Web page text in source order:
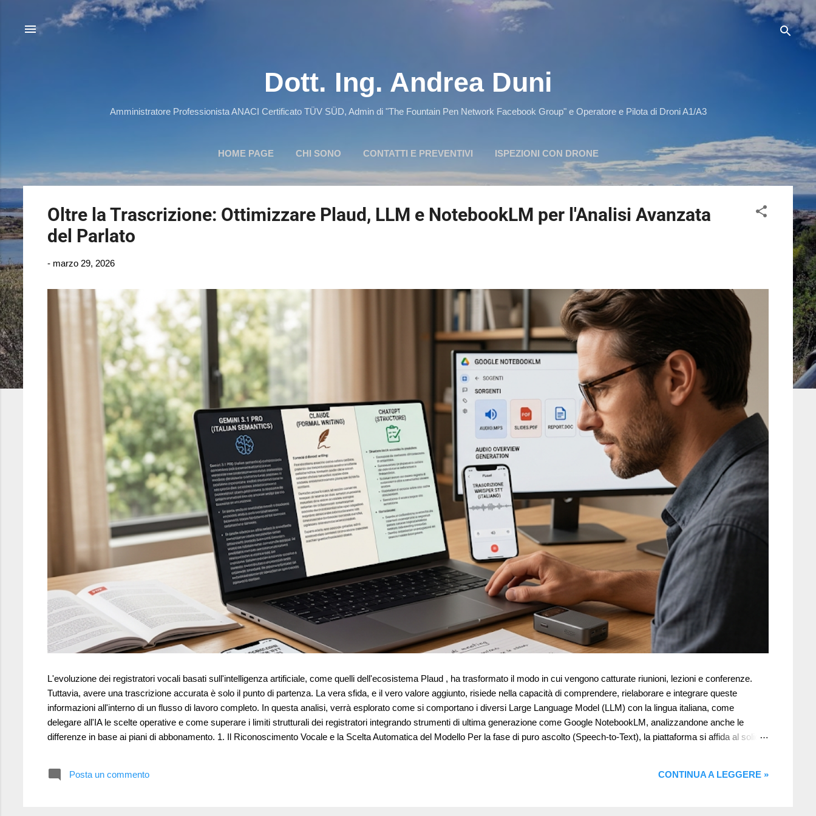
Dott. Ing. Andrea Duni
Amministratore Professionista ANACI Certificato TÜV SÜD, Admin di "The Fountain Pen Network Facebook Group" e Operatore e Pilota di Droni A1/A3
HOME PAGE CHI SONO CONTATTI E PREVENTIVI ISPEZIONI CON DRONE
Oltre la Trascrizione: Ottimizzare Plaud, LLM e NotebookLM per l'Analisi Avanzata
del Parlato
- marzo 29, 2026
L'evoluzione dei registratori vocali basati sull'intelligenza artificiale, come quelli dell'ecosistema Plaud , ha trasformato il modo in cui vengono catturate riunioni, lezioni e conferenze.
Tuttavia, avere una trascrizione accurata è solo il punto di partenza. La vera sfida, e il vero valore aggiunto, risiede nella capacità di comprendere, rielaborare e integrare queste
informazioni all'interno di un flusso di lavoro completo. In questa analisi, verrà esplorato come si comportano i diversi Large Language Model (LLM) con la lingua italiana, come
delegare all'IA le scelte operative e come superare i limiti strutturali dei registratori integrando strumenti di ultima generazione come Google NotebookLM, analizzandone anche le
differenze in base ai piani di abbonamento. 1. Il Riconoscimento Vocale e la Scelta Automatica del Modello Per la fase di puro ascolto (Speech-to-Text), la piattaforma si affida al solido
Posta un commento CONTINUA A LEGGERE »